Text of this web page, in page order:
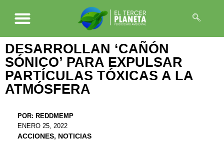
DESARROLLAN ‘CAÑÓN
SÓNICO’ PARA EXPULSAR
PARTÍCULAS TÓXICAS A LA
ATMÓSFERA
POR: REDDMEMP
ENERO 25, 2022
ACCIONES, NOTICIAS